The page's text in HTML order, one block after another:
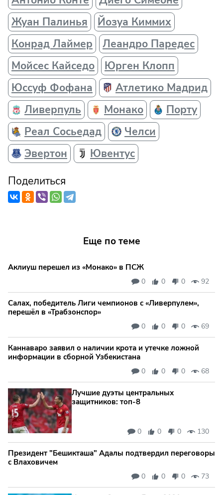
Жуан Палинья
Йозуа Киммих
Конрад Лаймер
Леандро Паредес
Мойсес Кайседо
Юрген Клопп
Юссуф Фофана
Атлетико Мадрид
Ливерпуль
Монако
Порту
Реал Сосьедад
Челси
Эвертон
Ювентус
Поделиться
Еще по теме
Аклиуш перешел из «Монако» в ПСЖ
0 0 0 92
Салах, победитель Лиги чемпионов с «Ливерпулем»,
перешёл в «Трабзонспор»
0 0 0 69
Каннаваро заявил о наличии крота и утечке ложной
информации в сборной Узбекистана
0 0 0 68
Лучшие дуэты центральных
защитников: топ‑8
0 0 0 130
Президент "Бешикташа" Адалы подтвердил переговоры
с Влаховичем
0 0 0 73